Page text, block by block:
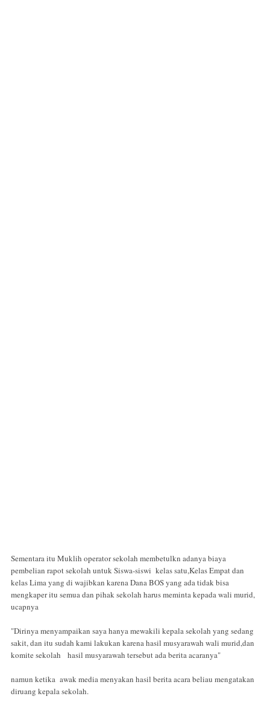
Sementara itu Muklih operator sekolah membetulkn adanya biaya
pembelian rapot sekolah untuk Siswa-siswi kelas satu,Kelas Empat dan
kelas Lima yang di wajibkan karena Dana BOS yang ada tidak bisa
mengkaper itu semua dan pihak sekolah harus meminta kepada wali murid,
ucapnya
"Dirinya menyampaikan saya hanya mewakili kepala sekolah yang sedang
sakit, dan itu sudah kami lakukan karena hasil musyarawah wali murid,dan
komite sekolah hasil musyarawah tersebut ada berita acaranya"
namun ketika awak media menyakan hasil berita acara beliau mengatakan
diruang kepala sekolah.